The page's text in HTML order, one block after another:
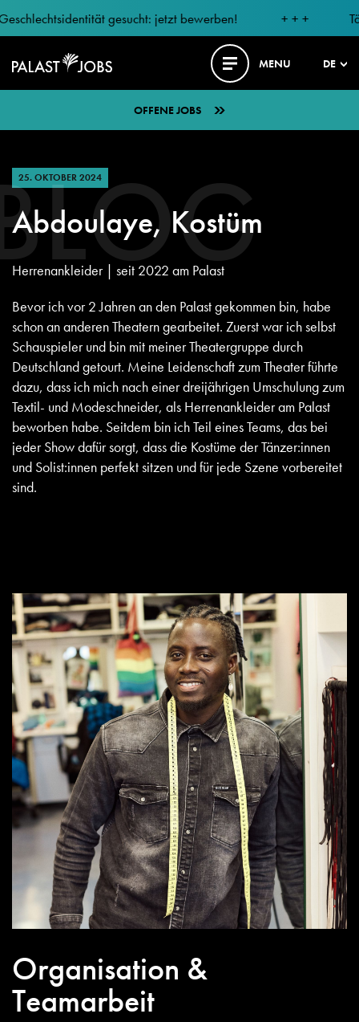
gesucht: jetzt bewerben! + + +
MENU DE
OFFENE JOBS
25. OKTOBER 2024
Abdoulaye, Kostüm
Herrenankleider | seit 2022 am Palast
Bevor ich vor 2 Jahren an den Palast gekommen bin, habe
schon an anderen Theatern gearbeitet. Zuerst war ich selbst
Schauspieler und bin mit meiner Theatergruppe durch
Deutschland getourt. Meine Leidenschaft zum Theater führte
dazu, dass ich mich nach einer dreijährigen Umschulung zum
Textil- und Modeschneider, als Herrenankleider am Palast
beworben habe. Seitdem bin ich Teil eines Teams, das bei
jeder Show dafür sorgt, dass die Kostüme der Tänzer:innen
und Solist:innen perfekt sitzen und für jede Szene vorbereitet
sind.
Organisation &
Teamarbeit